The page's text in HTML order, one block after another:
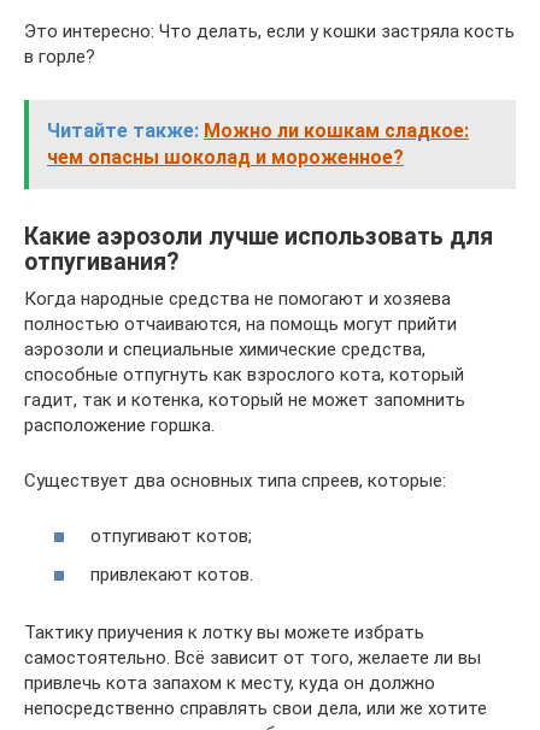
Это интересно: Что делать, если у кошки застряла кость
в горле?
Читайте также: Можно ли кошкам сладкое:
чем опасны шоколад и мороженное?
Какие аэрозоли лучше использовать для
отпугивания?
Когда народные средства не помогают и хозяева
полностью отчаиваются, на помощь могут прийти
аэрозоли и специальные химические средства,
способные отпугнуть как взрослого кота, который
гадит, так и котенка, который не может запомнить
расположение горшка.
Существует два основных типа спреев, которые:
отпугивают котов;
привлекают котов.
Тактику приучения к лотку вы можете избрать
самостоятельно. Всё зависит от того, желаете ли вы
привлечь кота запахом к месту, куда он должно
непосредственно справлять свои дела, или же хотите